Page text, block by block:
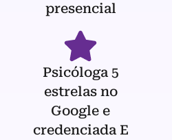
presencial
Psicóloga 5
estrelas no
Google e
credenciada E